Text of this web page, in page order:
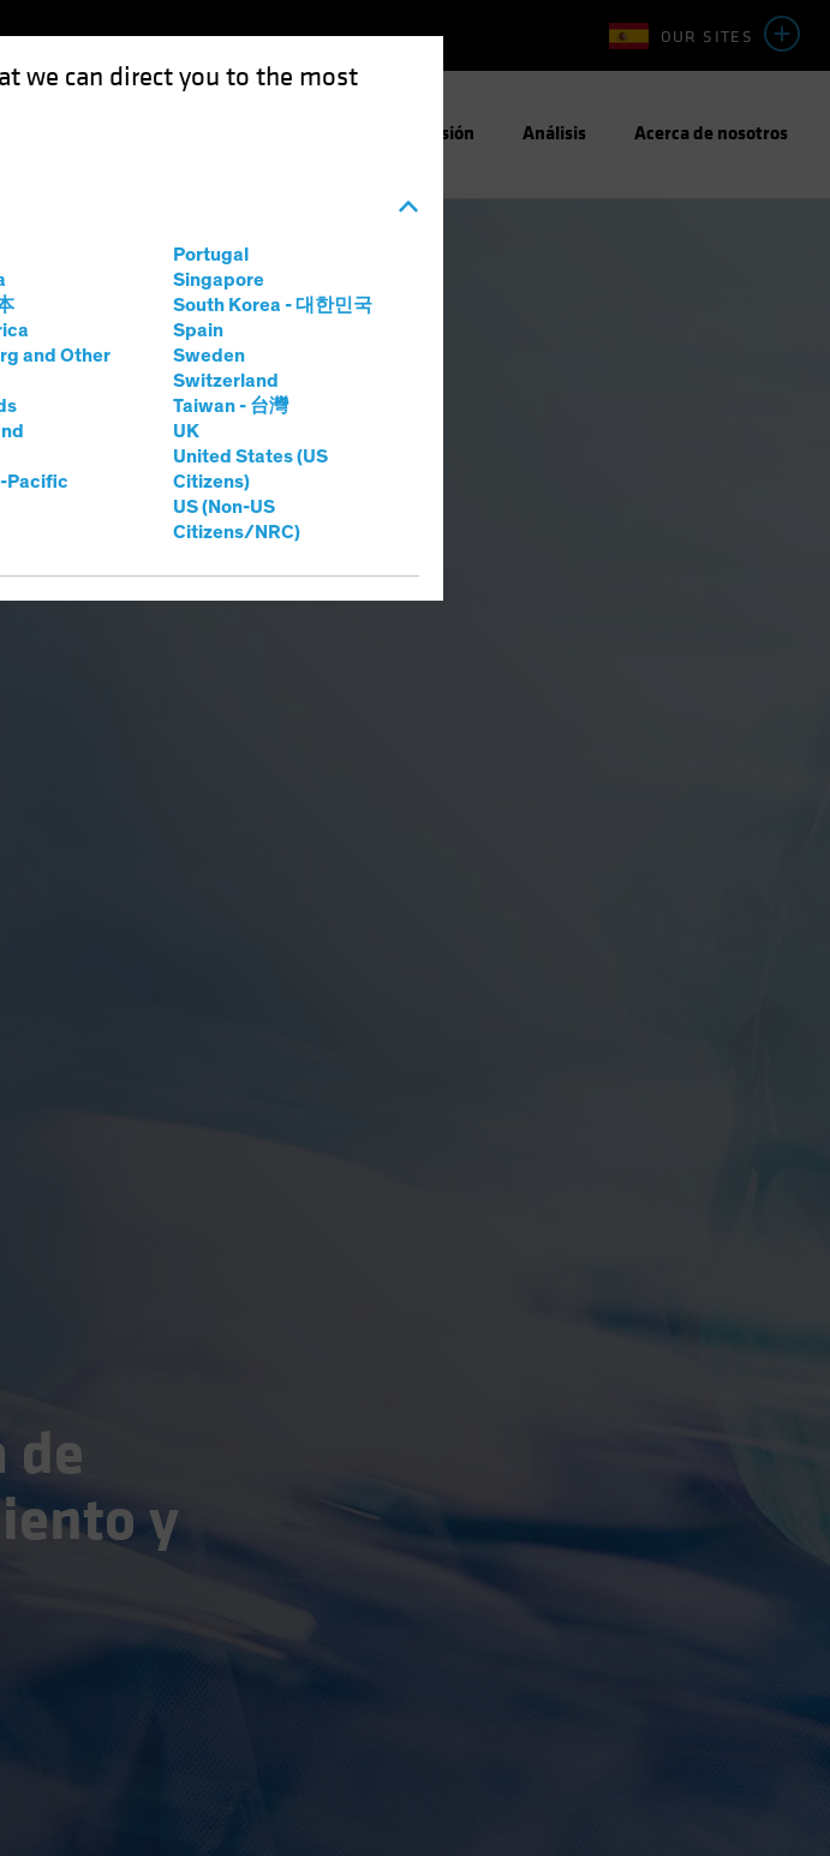
we can direct you to the most
and Other
Pacific
Portugal
Singapore
South Korea - 대한민국
Spain
Sweden
Switzerland
Taiwan - 台灣
UK
United States (US
Citizens)
US (Non-US
Citizens/NRC)
OUR SITES
Enfoque de Inversión Análisis Acerca de nosotros
de
y